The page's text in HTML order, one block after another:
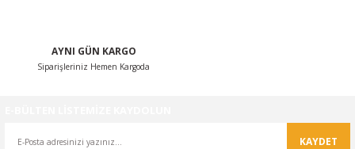
AYNI GÜN KARGO
Siparişleriniz Hemen Kargoda
KAYDET